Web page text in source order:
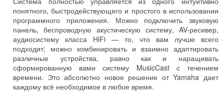
понятного, быстродействующего и простого в использовании
программного приложения. Можно подключить звуковую
панель, беспроводную акустическую систему, AV-ресивер,
аудиосистему класса HiFi — то, что вам лучше всего
подходит; можно комбинировать и взаимно адаптировать
различные устройства, равно как и наращивать
сформированную вами систему MusicCast с течением
времени. Это абсолютно новое решение от Yamaha дает
каждому всё необходимое в любое время.